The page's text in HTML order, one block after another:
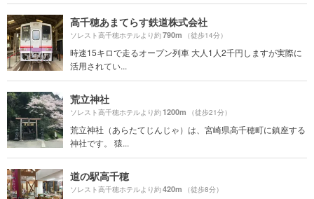
高千穂あまてらす鉄道株式会社
ソレスト高千穂ホテルより約790m （徒歩14分）
時速15キロで走るオープン列車 大人1人2千円しますが実際に
活用されてい...
荒立神社
ソレスト高千穂ホテルより約1200m （徒歩21分）
荒立神社（あらたてじんじゃ）は、宮崎県高千穂町に鎮座する
神社です。 猿...
道の駅高千穂
ソレスト高千穂ホテルより約420m （徒歩8分）